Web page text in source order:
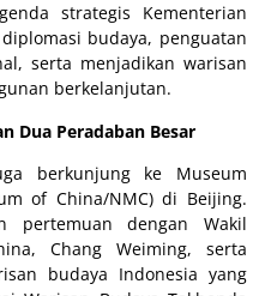
strategis Kementerian
budaya, penguatan
serta menjadikan warisan
berkelanjutan.
Dua Peradaban Besar
berkunjung ke Museum
of China/NMC) di Beijing.
pertemuan dengan Wakil
Chang Weiming, serta
budaya Indonesia yang